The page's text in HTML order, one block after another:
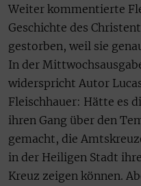
Weiter kommentierte
Geschichte des
gestorben, weil sie
In der
widerspricht Autor
Fleischhauer: Hätte es
ihren Gang über den
gemacht, die
in der Heiligen Stadt
Kreuz zeigen können.